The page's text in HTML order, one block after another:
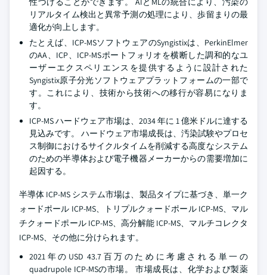
リアルタイム検出と異常予測の処理により、歩留まりの最
適化が向上します。
たとえば、ICP-MSソフトウェアのSyngistixは、PerkinElmer
のAA、ICP、ICP-MSポートフォリオを横断した調和的なユ
ーザーエクスペリエンスを提供するように設計された
Syngistix原子分光ソフトウェアプラットフォームの一部で
す。これにより、技術から技術への移行が容易になりま
す。
ICP-MS ハードウェア市場は、2034 年に 1 億米ドルに達する
見込みです。 ハードウェア市場成長は、汚染試験やプロセ
ス制御におけるサイクルタイムを削減する高度なシステム
のための半導体および電子機器メーカーからの需要増加に
起因する。
半導体 ICP-MS システム市場は、製品タイプに基づき、単一ク
ォードポール ICP-MS、トリプルクォードポール ICP-MS、マル
チクォードポール ICP-MS、高分解能 ICP-MS、マルチコレクタ
ICP-MS、その他に分けられます。
2021年のUSD 43.7百万のために考慮される単一の
quadrupole ICP-MSの市場。 市場成長は、化学および製薬